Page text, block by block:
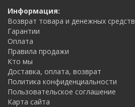
Информация:
Возврат товара и денежных средств
Гарантии
Оплата
Правила продажи
Кто мы
Доставка, оплата, возврат
Политика конфиденциальности
Пользовательское соглашение
Карта сайта